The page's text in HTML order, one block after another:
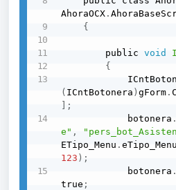
AhoraOCX .
{
		public
void
{
( ICntBotonera )gForm .
;
			botonera
.
e" ,
ETipo_Menu .
123 ) ;
			botonera
true ;